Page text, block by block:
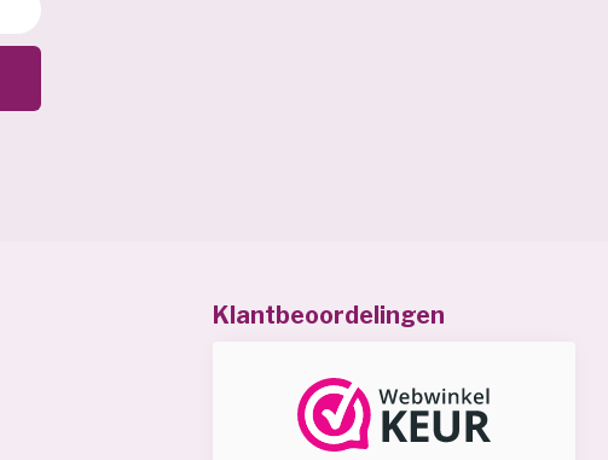
Klantbeoordelingen